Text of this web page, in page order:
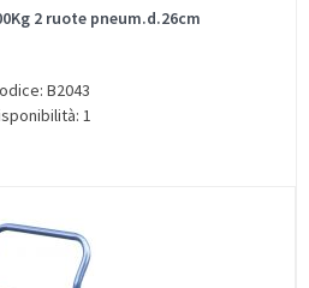
2 ruote pneum.d.26cm
B2043
1